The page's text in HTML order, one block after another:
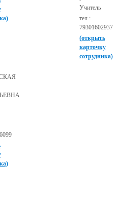
Учитель
тел.:
79301602937
(открыть
карточку
сотрудника)